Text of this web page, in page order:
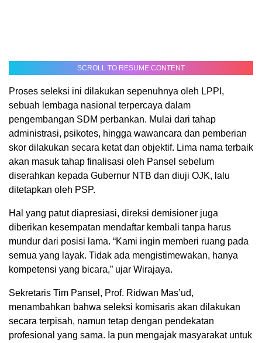
SCROLL TO RESUME CONTENT
Proses seleksi ini dilakukan sepenuhnya oleh LPPI,
sebuah lembaga nasional terpercaya dalam
pengembangan SDM perbankan. Mulai dari tahap
administrasi, psikotes, hingga wawancara dan pemberian
skor dilakukan secara ketat dan objektif. Lima nama terbaik
akan masuk tahap finalisasi oleh Pansel sebelum
diserahkan kepada Gubernur NTB dan diuji OJK, lalu
ditetapkan oleh PSP.
Hal yang patut diapresiasi, direksi demisioner juga
diberikan kesempatan mendaftar kembali tanpa harus
mundur dari posisi lama. “Kami ingin memberi ruang pada
semua yang layak. Tidak ada mengistimewakan, hanya
kompetensi yang bicara,” ujar Wirajaya.
Sekretaris Tim Pansel, Prof. Ridwan Mas’ud,
menambahkan bahwa seleksi komisaris akan dilakukan
secara terpisah, namun tetap dengan pendekatan
profesional yang sama. Ia pun mengajak masyarakat untuk